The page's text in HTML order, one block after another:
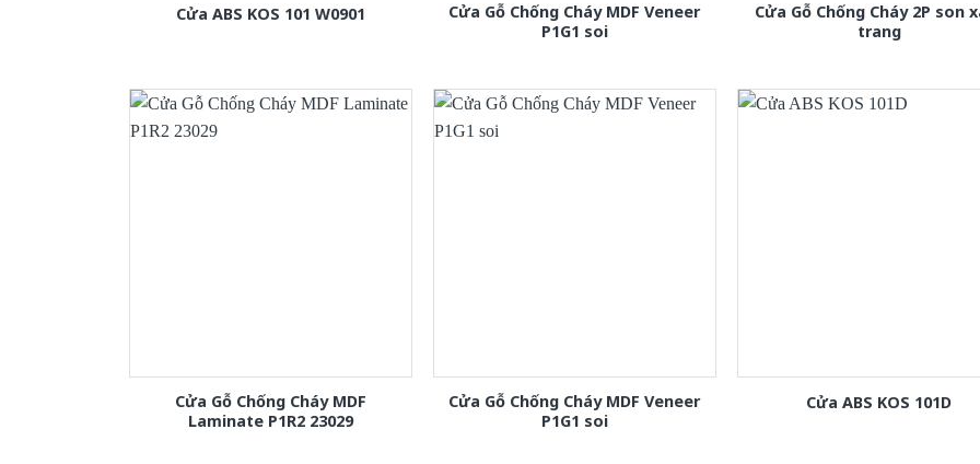
Cửa ABS KOS 101 W0901
Cửa Gỗ Chống Cháy MDF Veneer
P1G1 soi
Cửa Gỗ Chống Cháy 2P son
trang
Cửa Gỗ Chống Cháy MDF
Laminate P1R2 23029
Cửa Gỗ Chống Cháy MDF Veneer
P1G1 soi
Cửa ABS KOS 101D